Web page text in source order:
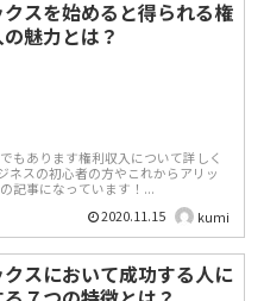
クスを始めると得られる権
魅力とは？
もあります権利収入について詳しく
ネスの初心者の方やこれからアリッ
記事になっています！...
2020.11.15
kumi
クスにおいて成功する人に